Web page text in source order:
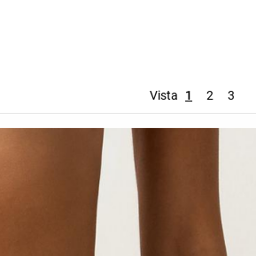
Vista 1 2 3